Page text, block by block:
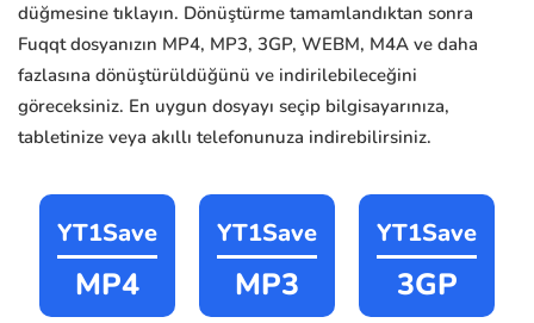
düğmesine tıklayın. Dönüştürme tamamlandıktan sonra
Fuqqt dosyanızın MP4, MP3, 3GP, WEBM, M4A ve daha
fazlasına dönüştürüldüğünü ve indirilebileceğini
göreceksiniz. En uygun dosyayı seçip bilgisayarınıza,
tabletinize veya akıllı telefonunuza indirebilirsiniz.
YT1Save
MP4
YT1Save
MP3
YT1Save
3GP